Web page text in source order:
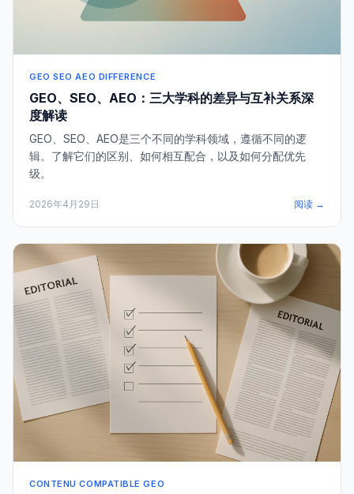
GEO SEO AEO DIFFERENCE
GEO、SEO、AEO：三大学科的差异与互补关系深
度解读
GEO、SEO、AEO是三个不同的学科领域，遵循不同的逻
辑。了解它们的区别、如何相互配合，以及如何分配优先
级。
2026年4月29日 阅读 →
CONTENU COMPATIBLE GEO